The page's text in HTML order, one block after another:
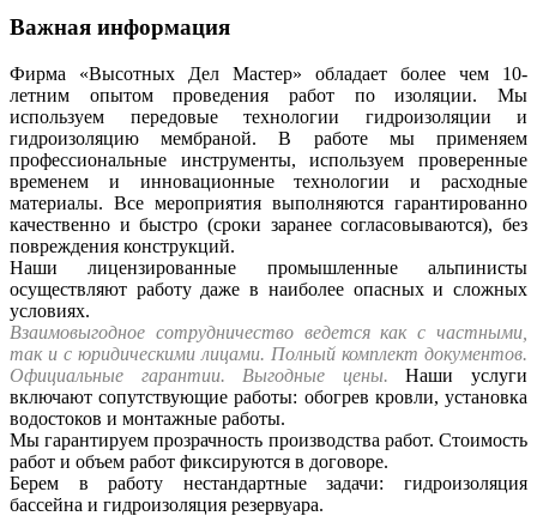
Важная информация
Фирма «Высотных Дел Мастер» обладает более чем 10-
летним опытом проведения работ по изоляции. Мы
используем передовые технологии гидроизоляции и
гидроизоляцию мембраной. В работе мы применяем
профессиональные инструменты, используем проверенные
временем и инновационные технологии и расходные
материалы. Все мероприятия выполняются гарантированно
качественно и быстро (сроки заранее согласовываются), без
повреждения конструкций.
Наши лицензированные промышленные альпинисты
осуществляют работу даже в наиболее опасных и сложных
условиях.
Взаимовыгодное сотрудничество ведется как с частными,
так и с юридическими лицами. Полный комплект документов.
Официальные гарантии. Выгодные цены. Наши услуги
включают сопутствующие работы: обогрев кровли, установка
водостоков и монтажные работы.
Мы гарантируем прозрачность производства работ. Стоимость
работ и объем работ фиксируются в договоре.
Берем в работу нестандартные задачи: гидроизоляция
бассейна и гидроизоляция резервуара.